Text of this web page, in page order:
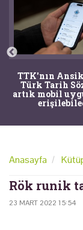
TTK'nın
Türk Tarih
artık mobil
Anasayfa
Rök runik
23 MART 2022 15:54